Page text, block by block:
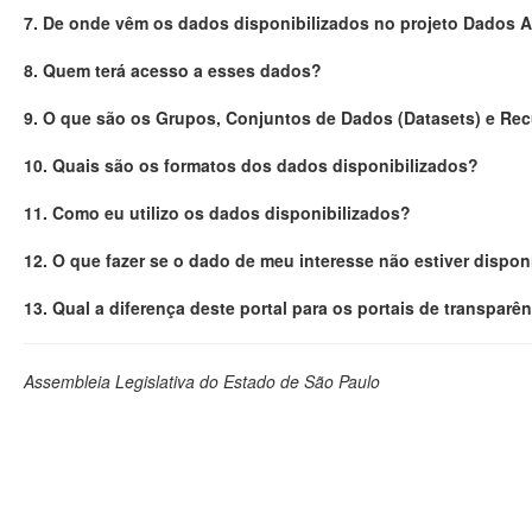
7. De onde vêm os dados disponibilizados no projeto Dados
8. Quem terá acesso a esses dados?
9. O que são os Grupos, Conjuntos de Dados (Datasets) e
10. Quais são os formatos dos dados disponibilizados?
11. Como eu utilizo os dados disponibilizados?
12. O que fazer se o dado de meu interesse não estiver
13. Qual a diferença deste portal para os portais de
Assembleia Legislativa do Estado de São Paulo